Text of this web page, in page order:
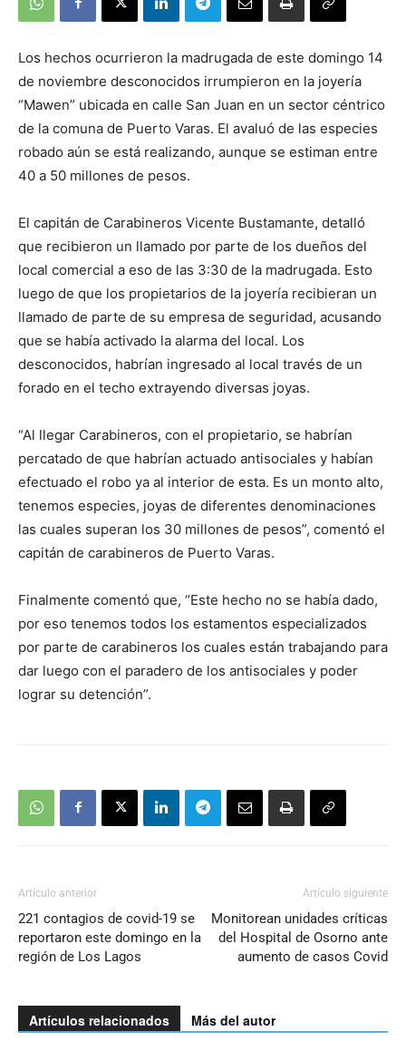
Los hechos ocurrieron la madrugada de este domingo 14
de noviembre desconocidos irrumpieron en la joyería
“Mawen” ubicada en calle San Juan en un sector céntrico
de la comuna de Puerto Varas. El avaluó de las especies
robado aún se está realizando, aunque se estiman entre
40 a 50 millones de pesos.
El capitán de Carabineros Vicente Bustamante, detalló
que recibieron un llamado por parte de los dueños del
local comercial a eso de las 3:30 de la madrugada. Esto
luego de que los propietarios de la joyería recibieran un
llamado de parte de su empresa de seguridad, acusando
que se había activado la alarma del local. Los
desconocidos, habrían ingresado al local través de un
forado en el techo extrayendo diversas joyas.
“Al llegar Carabineros, con el propietario, se habrían
percatado de que habrían actuado antisociales y habían
efectuado el robo ya al interior de esta. Es un monto alto,
tenemos especies, joyas de diferentes denominaciones
las cuales superan los 30 millones de pesos”, comentó el
capitán de carabineros de Puerto Varas.
Finalmente comentó que, “Este hecho no se había dado,
por eso tenemos todos los estamentos especializados
por parte de carabineros los cuales están trabajando para
dar luego con el paradero de los antisociales y poder
lograr su detención”.
Artículo anterior
221 contagios de covid-19 se
reportaron este domingo en la
región de Los Lagos
Artículo siguiente
Monitorean unidades críticas
del Hospital de Osorno ante
aumento de casos Covid
Artículos relacionados Más del autor